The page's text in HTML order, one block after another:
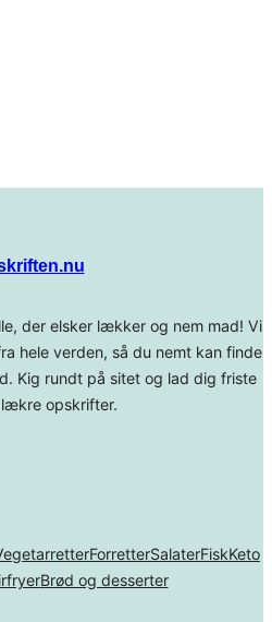
der elsker lækker og nem mad! Vi
hele verden, så du nemt kan finde
Kig rundt på sitet og lad dig friste
opskrifter.
ForretterSalaterFiskKeto
Brød og desserter